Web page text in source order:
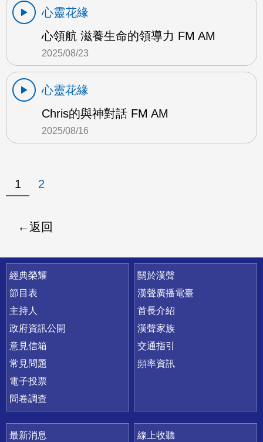
心靈花緣
心領航 滋養生命的領導力 FM AM
2025/08/23
心靈花緣
Chris的與神對話 FM AM
2025/08/16
1 2
返回
快速連結
經典榮耀
節目表
主持人
政府資訊公開
意見信箱
常見問題
電子投票
問卷調查
關於漢聲
漢聲廣播電臺
首長介紹
漢聲家族
交通指引
頻率資訊
最新消息
線上收聽